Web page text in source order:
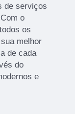
de serviços
o
os
melhor
de cada
do
e